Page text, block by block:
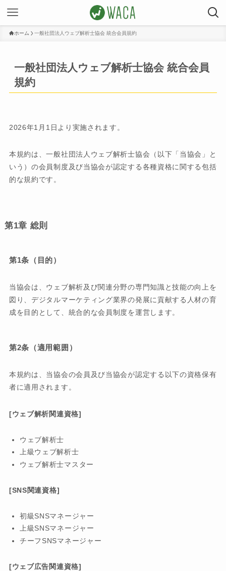
ホーム 一般社団法人ウェブ解析士協会 統合会員規約
一般社団法人ウェブ解析士協会 統合会員
規約
2026年1月1日より実施されます。
本規約は、一般社団法人ウェブ解析士協会（以下「当協会」と
いう）の会員制度及び当協会が認定する各種資格に関する包括
的な規約です。
第1章 総則
第1条（目的）
当協会は、ウェブ解析及び関連分野の専門知識と技能の向上を
図り、デジタルマーケティング業界の発展に貢献する人材の育
成を目的として、統合的な会員制度を運営します。
第2条（適用範囲）
本規約は、当協会の会員及び当協会が認定する以下の資格保有
者に適用されます。
[ウェブ解析関連資格]
ウェブ解析士
上級ウェブ解析士
ウェブ解析士マスター
[SNS関連資格]
初級SNSマネージャー
上級SNSマネージャー
チーフSNSマネージャー
[ウェブ広告関連資格]